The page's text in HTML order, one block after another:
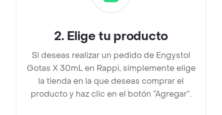
2. Elige tu producto
Si deseas realizar un pedido de Engystol
Gotas X 30mL en Rappi, simplemente elige
la tienda en la que deseas comprar el
producto y haz clic en el botón “Agregar”.